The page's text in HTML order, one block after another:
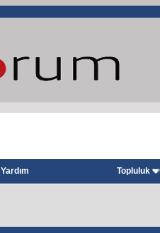
Yardım Topluluk